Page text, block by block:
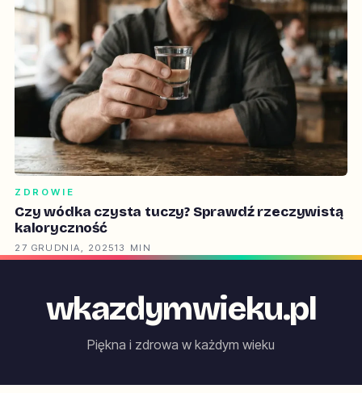
ZDROWIE
Czy wódka czysta tuczy? Sprawdź rzeczywistą
kaloryczność
27 GRUDNIA, 202513 MIN
wkazdymwieku.pl
Piękna i zdrowa w każdym wieku